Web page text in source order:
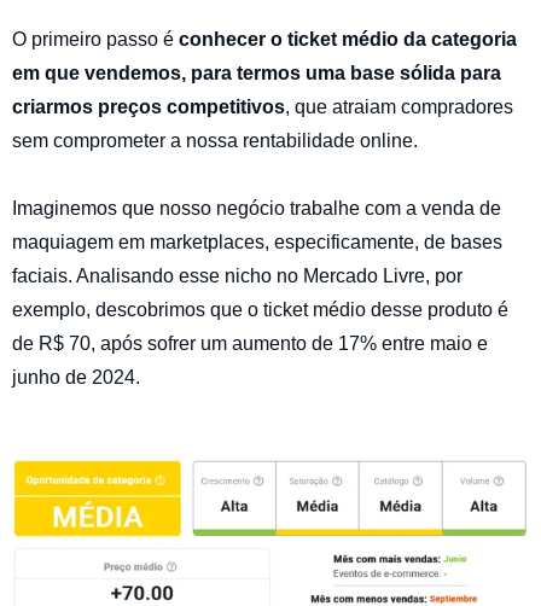
O primeiro passo é conhecer o ticket médio da categoria
em que vendemos, para termos uma base sólida para
criarmos preços competitivos, que atraiam compradores
sem comprometer a nossa rentabilidade online.
Imaginemos que nosso negócio trabalhe com a venda de
maquiagem em marketplaces, especificamente, de bases
faciais. Analisando esse nicho no Mercado Livre, por
exemplo, descobrimos que o ticket médio desse produto é
de R$ 70, após sofrer um aumento de 17% entre maio e
junho de 2024.